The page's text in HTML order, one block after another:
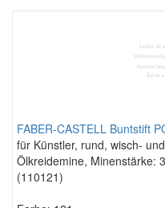
FABER-CASTELL Buntstift
für Künstler, rund, wisch-
Ölkreidemine, Minenstärke:
(110121)